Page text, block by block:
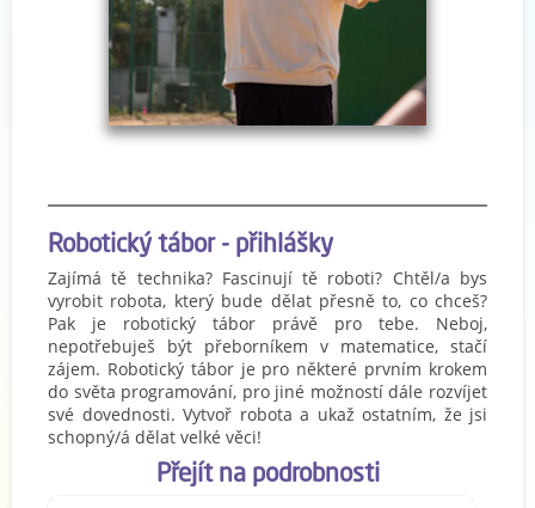
Robotický tábor - přihlášky
Zajímá tě technika? Fascinují tě roboti? Chtěl/a bys
vyrobit robota, který bude dělat přesně to, co chceš?
Pak je robotický tábor právě pro tebe. Neboj,
nepotřebuješ být přeborníkem v matematice, stačí
zájem. Robotický tábor je pro některé prvním krokem
do světa programování, pro jiné možností dále rozvíjet
své dovednosti. Vytvoř robota a ukaž ostatním, že jsi
schopný/á dělat velké věci!
Přejít na podrobnosti